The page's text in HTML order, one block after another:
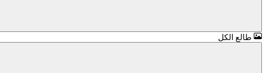
طالع الكل